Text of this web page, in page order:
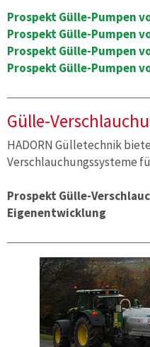
Prospekt Gülle-Pumpen
Prospekt Gülle-Pumpen
Prospekt Gülle-Pumpen
Prospekt Gülle-Pumpen
Gülle-
HADORN Gülletechnik
Verschlauchungssysteme
Prospekt Gülle-
Eigenentwicklung